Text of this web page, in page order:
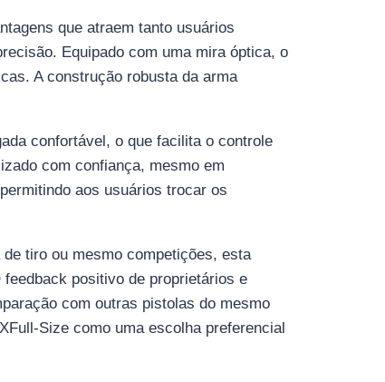
que atraem tanto usuários
Equipado com uma mira óptica, o
A construção robusta da arma
confortável, o que facilita o controle
com confiança, mesmo em
aos usuários trocar os
tiro ou mesmo competições, esta
positivo de proprietários e
com outras pistolas do mesmo
Size como uma escolha preferencial